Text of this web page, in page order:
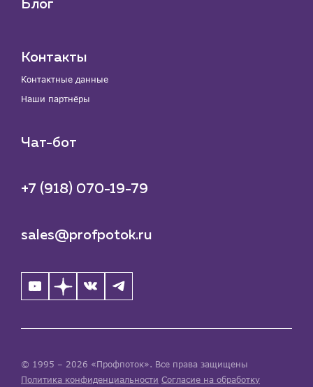
Блог
Контакты
Контактные данные
Наши партнёры
Чат-бот
+7 (918) 070-19-79
sales@profpotok.ru
© 1995 – 2026 «Профпоток». Все права защищены
Политика конфиденциальности Согласие на обработку